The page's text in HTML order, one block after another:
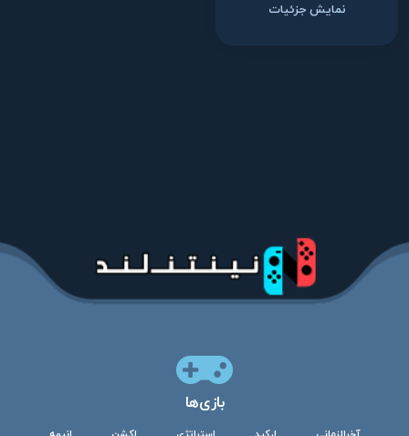
نمایش جزئیات
بازی‌ها